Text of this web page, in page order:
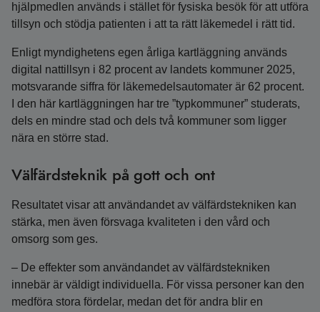
hjälpmedlen används i stället för fysiska besök för att utföra
tillsyn och stödja patienten i att ta rätt läkemedel i rätt tid.
Enligt myndighetens egen årliga kartläggning används
digital nattillsyn i 82 procent av landets kommuner 2025,
motsvarande siffra för läkemedelsautomater är 62 procent.
I den här kartläggningen har tre ”typkommuner” studerats,
dels en mindre stad och dels två kommuner som ligger
nära en större stad.
Välfärdsteknik på gott och ont
Resultatet visar att användandet av välfärdstekniken kan
stärka, men även försvaga kvaliteten i den vård och
omsorg som ges.
– De effekter som användandet av välfärdstekniken
innebär är väldigt individuella. För vissa personer kan den
medföra stora fördelar, medan det för andra blir en